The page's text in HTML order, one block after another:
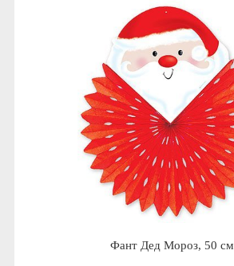
Фант Дед Мороз, 50 см